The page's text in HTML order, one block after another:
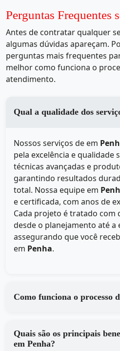
Perguntas Frequentes
Antes de contratar qualquer
algumas dúvidas apareçam.
perguntas mais frequentes
melhor como funciona o
atendimento.
Nossos serviços de em
pela excelência e qualidade
técnicas avançadas e
garantindo resultados
total. Nossa equipe em
e certificada, com anos de
Cada projeto é tratado com
desde o planejamento até a
assegurando que você
em Penha.
Quais são os principais
em Penha?